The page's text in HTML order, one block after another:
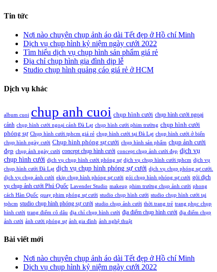
Tin tức
Nơi nào chuyên chụp ảnh áo dài Tết đẹp ở Hồ chí Minh
Dịch vụ chụp hình kỷ niệm ngày cưới 2022
Tìm hiểu dịch vụ chụp hình sản phẩm giá rẻ
Địa chỉ chụp hình gia đình dịp lễ
Studio chụp hình quảng cáo giá rẻ ở HCM
Dịch vụ khác
album cuoi chup anh cuoi chụp hình cưới chụp hình cưới ngoại
cảnh chụp hình cưới ngoại cảnh Đà Lạt chụp hình cưới phim trường chụp hình cưới
phóng sự Chụp hình cưới tphcm giá rẻ chụp hình cưới tại Đà Lạt chụp hình cưới ở biển
chụp hình ngày cưới Chụp hình phóng sự cưới chụp hình sản phẩm chụp ảnh cưới
đẹp chụp ảnh ngày cưới concept chụp hình cưới concept chụp ảnh cưới đẹp dịch vụ
chụp hình cưới dịch vụ chụp hình cưới phóng sự dịch vụ chụp hình cưới tphcm dịch vụ
chụp hình cưới Đà Lạt dịch vụ chụp hình phóng sự cưới dịch vụ chụp phóng sự cưới.
dịch vụ chụp ảnh cưới ekip chụp hình phóng sự cưới gói chụp hình phóng sự cưới gói dịch
vụ chụp ảnh cưới Phú Quốc Lavender Studio makeup phim trường chụp ảnh cưới phong
cách Hàn Quốc quay phim phóng sự cưới studio chụp hình cưới studio chụp hình cưới tại
tphcm studio chụp hình phóng sự cưới studio chụp ảnh cưới thời trang trẻ trang phục chụp
hình cưới trang điểm cô dâu địa chỉ chụp hình cưới địa điểm chụp hình cưới địa điểm chụp
ảnh cưới ảnh cưới phóng sự ảnh gia đình ảnh nghệ thuật
Bài viết mới
Nơi nào chuyên chụp ảnh áo dài Tết đẹp ở Hồ chí Minh
Dịch vụ chụp hình kỷ niệm ngày cưới 2022